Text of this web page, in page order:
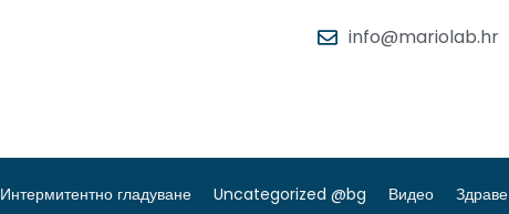
info@mariolab.hr
Интермитентно гладуване Uncategorized @bg Видео Здраве